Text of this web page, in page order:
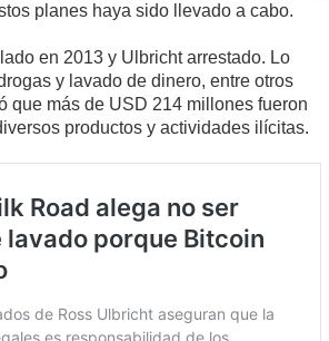
planes haya sido llevado a cabo.
en 2013 y Ulbricht arrestado. Lo
y lavado de dinero, entre otros
que más de USD 214 millones fueron
productos y actividades ilícitas.